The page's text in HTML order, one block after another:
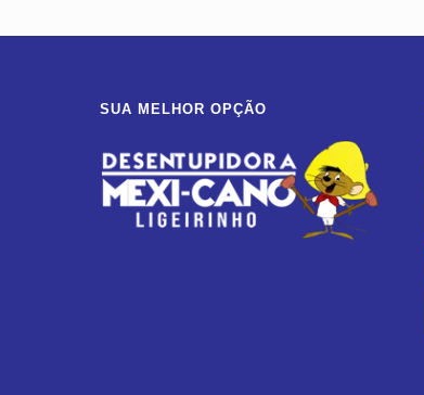
SUA MELHOR OPÇÃO